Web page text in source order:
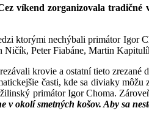
víkend zorganizovala
ktorými nechýbali primátor Igor
Peter Fiabáne, Martin
krovie a ostatní tieto zrezané
časti, kde sa diviaky môžu
primátor Igor Choma.
okolí smetných košov. Aby sa